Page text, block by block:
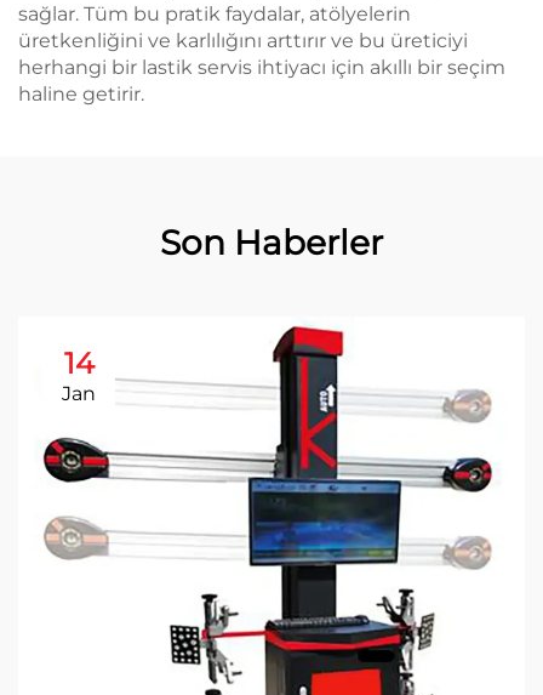
sağlar. Tüm bu pratik faydalar, atölyelerin
üretkenliğini ve karlılığını arttırır ve bu üreticiyi
herhangi bir lastik servis ihtiyacı için akıllı bir seçim
haline getirir.
Son Haberler
14
Jan